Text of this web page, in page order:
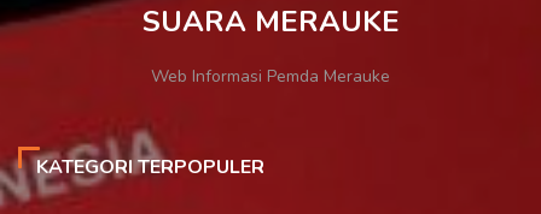
SUARA MERAUKE
Web Informasi Pemda Merauke
KATEGORI TERPOPULER